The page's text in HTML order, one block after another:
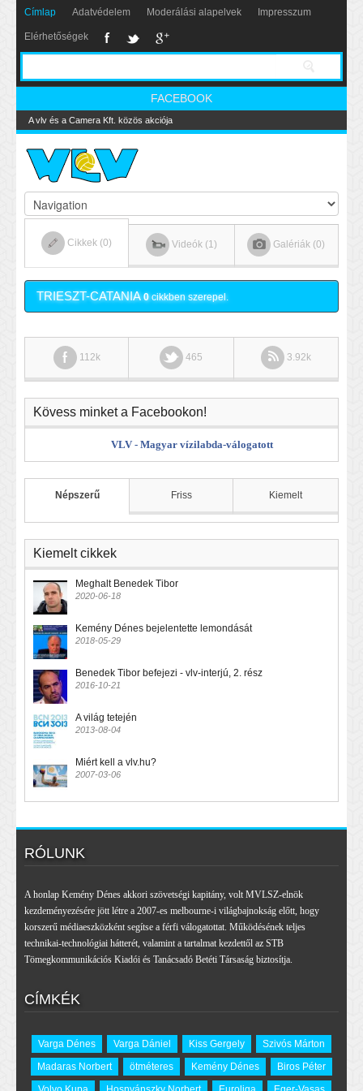
Címlap Adatvédelem Moderálási alapelvek Impresszum
Elérhetőségek
FACEBOOK
A vlv és a Camera Kft. közös akciója
Cikkek (0) Videók (1) Galériák (0)
TRIESZT-CATANIA 0cikkben szerepel.
112k 465 3.92k
Kövess minket a Facebookon!
VLV - Magyar vízilabda-válogatott
Népszerű Friss Kiemelt
Kiemelt cikkek
Meghalt Benedek Tibor
2020-06-18
Kemény Dénes bejelentette lemondását
2018-05-29
Benedek Tibor befejezi - vlv-interjú, 2. rész
2016-10-21
A világ tetején
2013-08-04
Miért kell a vlv.hu?
2007-03-06
RÓLUNK
A honlap Kemény Dénes akkori szövetségi kapitány, volt MVLSZ-elnök
kezdeményezésére jött létre a 2007-es melbourne-i világbajnokság előtt, hogy
korszerű médiaeszközként segítse a férfi válogatottat. Működésének teljes
technikai-technológiai hátterét, valamint a tartalmat kezdettől az STB
Tömegkommunikációs Kiadói és Tanácsadó Betéti Társaság biztosítja.
CÍMKÉK
Varga Dénes Varga Dániel Kiss Gergely
Szivós Márton
Madaras Norbert
ötméteres Kemény Dénes
Biros Péter